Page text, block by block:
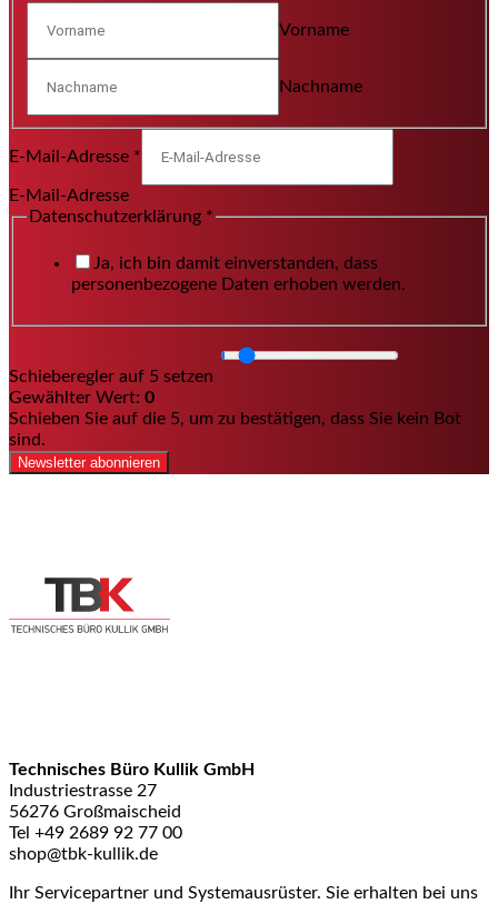
Vorname
Nachname
E-Mail-Adresse *
E-Mail-Adresse
Datenschutzerklärung *
Ja, ich bin damit einverstanden, dass
personenbezogene Daten erhoben werden.
Schieberegler auf 5 setzen
Gewählter Wert: 0
Schieben Sie auf die 5, um zu bestätigen, dass Sie kein Bot
sind.
Newsletter abonnieren
Technisches Büro Kullik GmbH
Industriestrasse 27
56276 Großmaischeid
Tel +49 2689 92 77 00
shop@tbk-kullik.de
Ihr Servicepartner und Systemausrüster. Sie erhalten bei uns